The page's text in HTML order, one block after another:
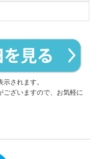
されます。
ございますので、お気軽に